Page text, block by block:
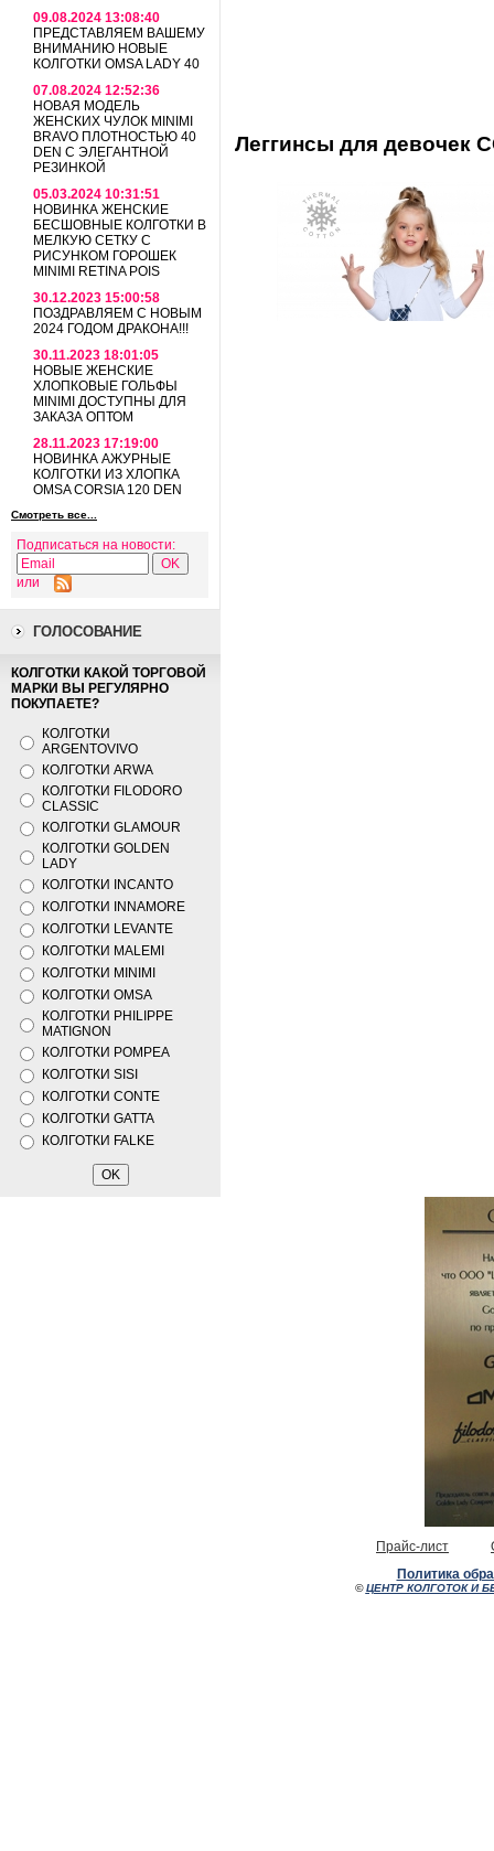
09.08.2024 13:08:40
ПРЕДСТАВЛЯЕМ ВАШЕМУ
ВНИМАНИЮ НОВЫЕ
КОЛГОТКИ OMSA LADY 40
07.08.2024 12:52:36
НОВАЯ МОДЕЛЬ
ЖЕНСКИХ ЧУЛОК MINIMI
BRAVO ПЛОТНОСТЬЮ 40
DEN С ЭЛЕГАНТНОЙ
РЕЗИНКОЙ
05.03.2024 10:31:51
НОВИНКА ЖЕНСКИЕ
БЕСШОВНЫЕ КОЛГОТКИ В
МЕЛКУЮ СЕТКУ С
РИСУНКОМ ГОРОШЕК
MINIMI RETINA POIS
30.12.2023 15:00:58
ПОЗДРАВЛЯЕМ С НОВЫМ
2024 ГОДОМ ДРАКОНА!!!
30.11.2023 18:01:05
НОВЫЕ ЖЕНСКИЕ
ХЛОПКОВЫЕ ГОЛЬФЫ
MINIMI ДОСТУПНЫ ДЛЯ
ЗАКАЗА ОПТОМ
28.11.2023 17:19:00
НОВИНКА АЖУРНЫЕ
КОЛГОТКИ ИЗ ХЛОПКА
OMSA CORSIA 120 DEN
Смотреть все...
Подписаться на новости:
или
ГОЛОСОВАНИЕ
КОЛГОТКИ КАКОЙ ТОРГОВОЙ
МАРКИ ВЫ РЕГУЛЯРНО
ПОКУПАЕТЕ?
КОЛГОТКИ
ARGENTOVIVO
КОЛГОТКИ ARWA
КОЛГОТКИ FILODORO
CLASSIC
КОЛГОТКИ GLAMOUR
КОЛГОТКИ GOLDEN
LADY
КОЛГОТКИ INCANTO
КОЛГОТКИ INNAMORE
КОЛГОТКИ LEVANTE
КОЛГОТКИ MALEMI
КОЛГОТКИ MINIMI
КОЛГОТКИ OMSA
КОЛГОТКИ PHILIPPE
MATIGNON
КОЛГОТКИ POMPEA
КОЛГОТКИ SISI
КОЛГОТКИ CONTE
КОЛГОТКИ GATTA
КОЛГОТКИ FALKE
Леггинсы для девочек
Прайс-лист
Политика
©ЦЕНТР КОЛГОТОК И